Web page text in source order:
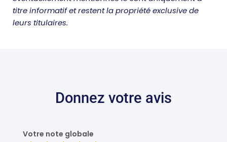
titre informatif et restent la propriété exclusive de
leurs titulaires.
Donnez votre avis
Votre note globale